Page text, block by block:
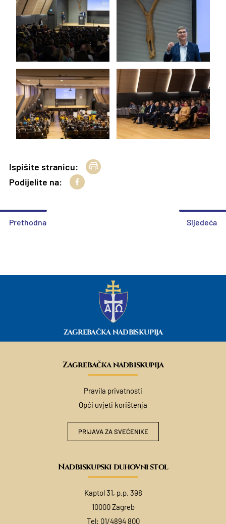
Ispišite stranicu:
Podijelite na:
Prethodna Sljedeća
ZAGREBAČKA NADBISKUPIJA
Zagrebačka nadbiskupija
Pravila privatnosti
Opći uvjeti korištenja
PRIJAVA ZA SVEĆENIKE
Nadbiskupski duhovni stol
Kaptol 31, p.p. 398
10000 Zagreb
Tel: 01/4894 800